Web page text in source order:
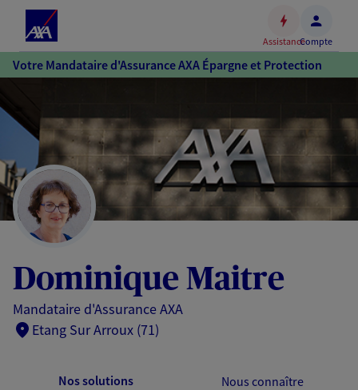
Accéder
au
Accéder
au
pied
de
page
AssistanceCompte
Votre Mandataire d'Assurance AXA Épargne et Protection
Dominique Maitre
Mandataire d'Assurance AXA
Etang Sur Arroux (71)
Nos solutions Nous connaître